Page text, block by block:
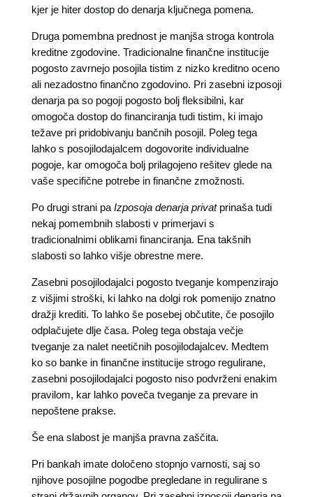
kjer je hiter dostop do denarja ključnega pomena.
Druga pomembna prednost je manjša stroga kontrola
kreditne zgodovine. Tradicionalne finančne institucije
pogosto zavrnejo posojila tistim z nizko kreditno oceno
ali nezadostno finančno zgodovino. Pri zasebni izposoji
denarja pa so pogoji pogosto bolj fleksibilni, kar
omogoča dostop do financiranja tudi tistim, ki imajo
težave pri pridobivanju bančnih posojil. Poleg tega
lahko s posojilodajalcem dogovorite individualne
pogoje, kar omogoča bolj prilagojeno rešitev glede na
vaše specifične potrebe in finančne zmožnosti.
Po drugi strani pa Izposoja denarja privatprinaša tudi
nekaj pomembnih slabosti v primerjavi s
tradicionalnimi oblikami financiranja. Ena takšnih
slabosti so lahko višje obrestne mere.
Zasebni posojilodajalci pogosto tveganje kompenzirajo
z višjimi stroški, ki lahko na dolgi rok pomenijo znatno
dražji krediti. To lahko še posebej občutite, če posojilo
odplačujete dlje časa. Poleg tega obstaja večje
tveganje za nalet neetičnih posojilodajalcev. Medtem
ko so banke in finančne institucije strogo regulirane,
zasebni posojilodajalci pogosto niso podvrženi enakim
pravilom, kar lahko poveča tveganje za prevare in
nepoštene prakse.
Še ena slabost je manjša pravna zaščita.
Pri bankah imate določeno stopnjo varnosti, saj so
njihove posojilne pogodbe pregledane in regulirane s